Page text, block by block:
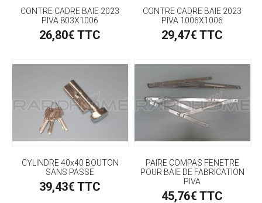
CONTRE CADRE BAIE 2023
PIVA 803X1006
26,80€ TTC
CONTRE CADRE BAIE 2023
PIVA 1006X1006
29,47€ TTC
CYLINDRE 40x40 BOUTON
SANS PASSE
39,43€ TTC
PAIRE COMPAS FENETRE
POUR BAIE DE FABRICATION
PIVA
45,76€ TTC